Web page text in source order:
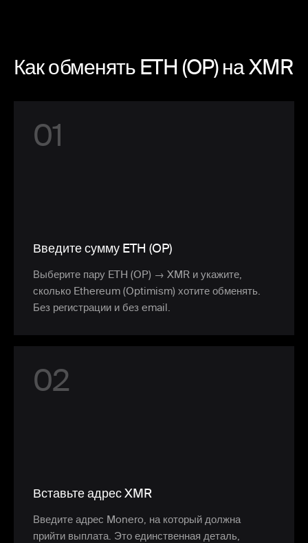
Как обменять ETH (OP) на XMR
01
Введите сумму ETH (OP)
Выберите пару ETH (OP) → XMR и укажите,
сколько Ethereum (Optimism) хотите обменять.
Без регистрации и без email.
02
Вставьте адрес XMR
Введите адрес Monero, на который должна
прийти выплата. Это единственная деталь,